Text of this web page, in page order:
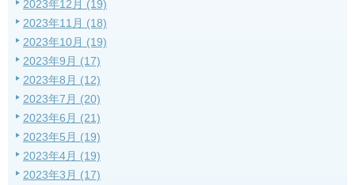
2023年12月 (19)
2023年11月 (18)
2023年10月 (19)
2023年9月 (17)
2023年8月 (12)
2023年7月 (20)
2023年6月 (21)
2023年5月 (19)
2023年4月 (19)
2023年3月 (17)